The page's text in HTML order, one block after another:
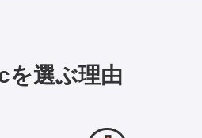
を選ぶ理由